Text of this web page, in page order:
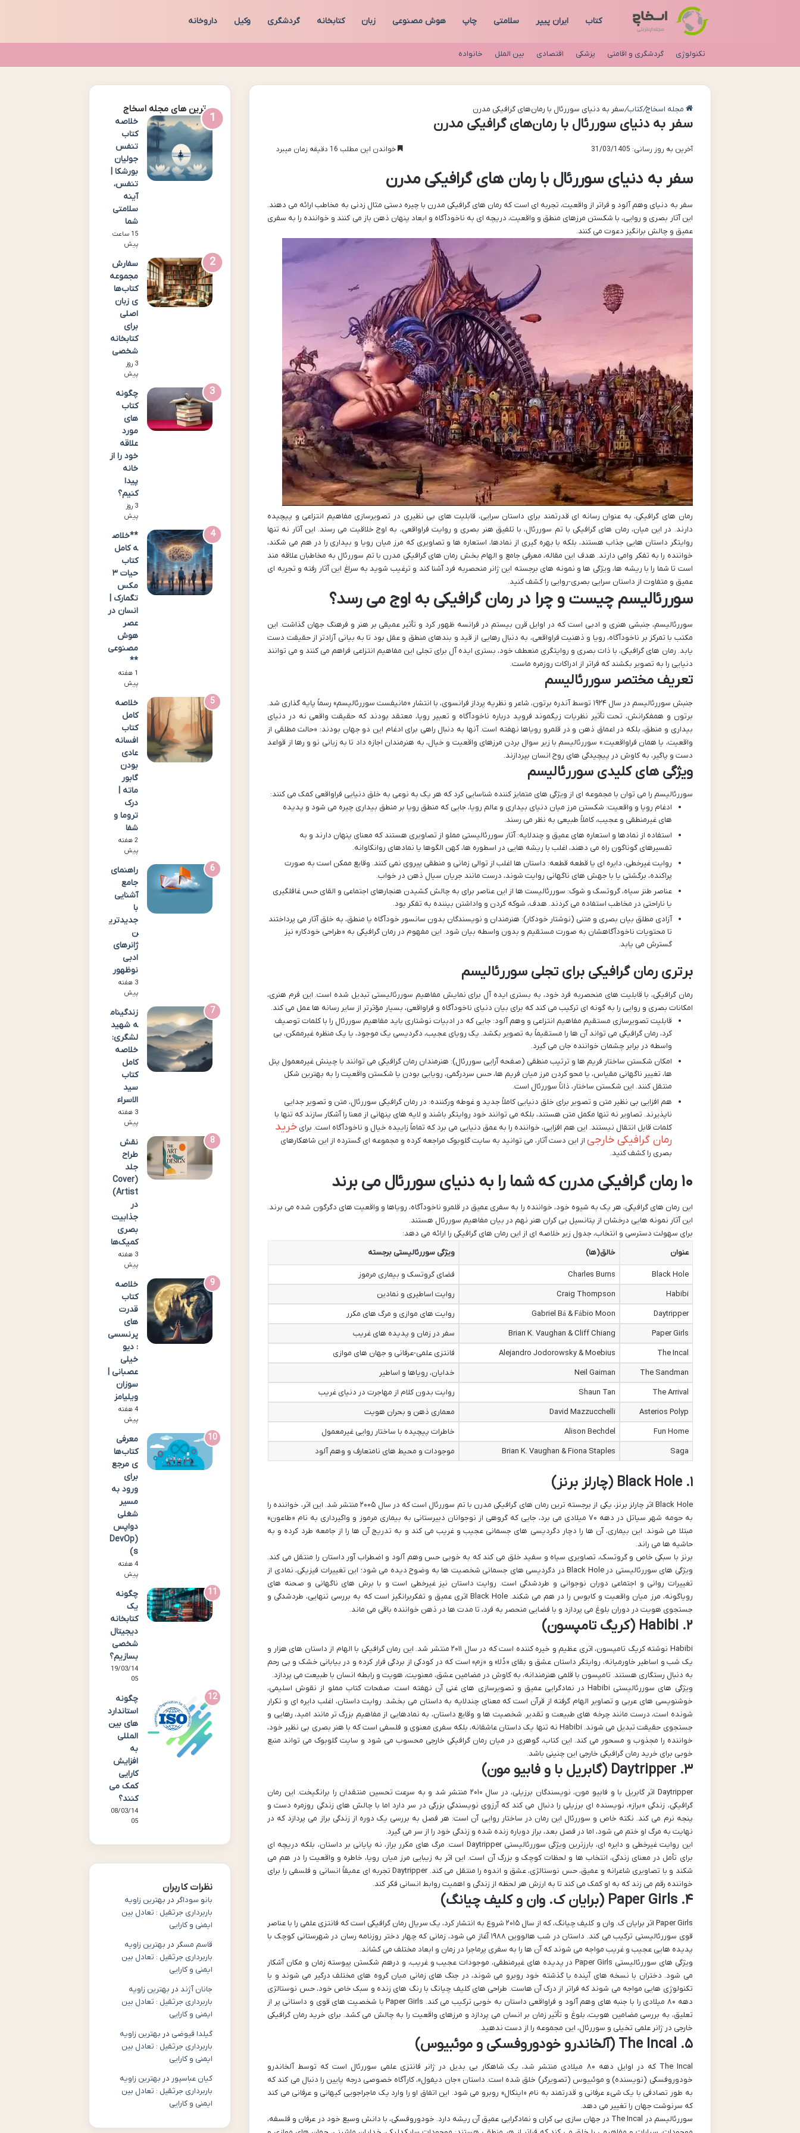
کتاب ایران پیپر سلامتی چاپ هوش مصنوعی زبان کتابخانه گردشگری وکیل داروخانه
تکنولوژی گردشگری و اقامتی پزشکی اقتصادی بین الملل خانواده
مجله اسخاج/کتاب/سفر به دنیای سوررئال با رمان‌های گرافیکی مدرن
سفر به دنیای سوررئال با رمان‌های گرافیکی مدرن
آخرین به روز رسانی: 31/03/1405 خواندن این مطلب 16 دقیقه زمان میبرد
سفر به دنیای سوررئال با رمان های گرافیکی مدرن
سفر به دنیای وهم آلود و فراتر از واقعیت، تجربه ای است که رمان های گرافیکی مدرن با چیره دستی مثال زدنی به مخاطب ارائه می دهند.
این آثار بصری و روایی، با شکستن مرزهای منطق و واقعیت، دریچه ای به ناخودآگاه و ابعاد پنهان ذهن باز می کنند و خواننده را به سفری
عمیق و چالش برانگیز دعوت می کنند.
رمان های گرافیکی، به عنوان رسانه ای قدرتمند برای داستان سرایی، قابلیت های بی نظیری در تصویرسازی مفاهیم انتزاعی و پیچیده
دارند. در این میان، رمان های گرافیکی با تم سوررئال، با تلفیق هنر بصری و روایت فراواقعی، به اوج خلاقیت می رسند. این آثار نه تنها
روایتگر داستان هایی جذاب هستند، بلکه با بهره گیری از نمادها، استعاره ها و تصاویری که مرز میان رویا و بیداری را در هم می شکند،
خواننده را به تفکر وامی دارند. هدف این مقاله، معرفی جامع و الهام بخش رمان های گرافیکی مدرن با تم سوررئال به مخاطبان علاقه مند
است تا شما را با ریشه ها، ویژگی ها و نمونه های برجسته این ژانر منحصربه فرد آشنا کند و ترغیب شوید به سراغ این آثار رفته و تجربه ای
عمیق و متفاوت از داستان سرایی بصری-روایی را کشف کنید.
سوررئالیسم چیست و چرا در رمان گرافیکی به اوج می رسد؟
سوررئالیسم، جنبشی هنری و ادبی است که در اوایل قرن بیستم در فرانسه ظهور کرد و تأثیر عمیقی بر هنر و فرهنگ جهان گذاشت. این
مکتب با تمرکز بر ناخودآگاه، رویا و ذهنیت فراواقعی، به دنبال رهایی از قید و بندهای منطق و عقل بود تا به بیانی آزادتر از حقیقت دست
یابد. رمان های گرافیکی، با ذات بصری و روایتگری منعطف خود، بستری ایده آل برای تجلی این مفاهیم انتزاعی فراهم می کنند و می توانند
دنیایی را به تصویر بکشند که فراتر از ادراکات روزمره ماست.
تعریف مختصر سوررئالیسم
جنبش سوررئالیسم در سال ۱۹۲۴ توسط آندره برتون، شاعر و نظریه پرداز فرانسوی، با انتشار «مانیفست سوررئالیسم» رسماً پایه گذاری شد.
برتون و همفکرانش، تحت تأثیر نظریات زیگموند فروید درباره ناخودآگاه و تعبیر رویا، معتقد بودند که حقیقت واقعی نه در دنیای
بیداری و منطق، بلکه در اعماق ذهن و در قلمرو رویاها نهفته است. آنها به دنبال راهی برای ادغام این دو جهان بودند: «حالت مطلقی از
واقعیت، یا همان فراواقعیت.» سوررئالیسم با زیر سوال بردن مرزهای واقعیت و خیال، به هنرمندان اجازه داد تا به زبانی نو و رها از قواعد
دست و پاگیر، به کاوش در پیچیدگی های روح انسان بپردازند.
ویژگی های کلیدی سوررئالیسم
سوررئالیسم را می توان با مجموعه ای از ویژگی های متمایز کننده شناسایی کرد که هر یک به نوعی به خلق دنیایی فراواقعی کمک می کنند:
ادغام رویا و واقعیت: شکستن مرز میان دنیای بیداری و عالم رویا، جایی که منطق رویا بر منطق بیداری چیره می شود و پدیده
های غیرمنطقی و عجیب، کاملاً طبیعی به نظر می رسند.
استفاده از نمادها و استعاره های عمیق و چندلایه: آثار سوررئالیستی مملو از تصاویری هستند که معنای پنهان دارند و به
تفسیرهای گوناگون راه می دهند، اغلب با ریشه هایی در اسطوره ها، کهن الگوها یا نمادهای روانکاوانه.
روایت غیرخطی، دایره ای یا قطعه قطعه: داستان ها اغلب از توالی زمانی و منطقی پیروی نمی کنند. وقایع ممکن است به صورت
پراکنده، برگشتی یا با جهش های ناگهانی روایت شوند، درست مانند جریان سیال ذهن در خواب.
عناصر طنز سیاه، گروتسک و شوک: سوررئالیست ها از این عناصر برای به چالش کشیدن هنجارهای اجتماعی و القای حس غافلگیری
یا ناراحتی در مخاطب استفاده می کردند. هدف، شوکه کردن و واداشتن بیننده به تفکر بود.
آزادی مطلق بیان بصری و متنی (نوشتار خودکار): هنرمندان و نویسندگان بدون سانسور خودآگاه یا منطق، به خلق آثار می پرداختند
تا محتویات ناخودآگاهشان به صورت مستقیم و بدون واسطه بیان شود. این مفهوم در رمان گرافیکی به «طراحی خودکار» نیز
گسترش می یابد.
برتری رمان گرافیکی برای تجلی سوررئالیسم
رمان گرافیکی، با قابلیت های منحصربه فرد خود، به بستری ایده آل برای نمایش مفاهیم سوررئالیستی تبدیل شده است. این فرم هنری،
امکانات بصری و روایی را به گونه ای ترکیب می کند که برای بیان دنیای ناخودآگاه و فراواقعی، بسیار مؤثرتر از سایر رسانه ها عمل می کند.
قابلیت تصویرسازی مستقیم مفاهیم انتزاعی و وهم آلود: جایی که در ادبیات نوشتاری باید مفاهیم سوررئال را با کلمات توصیف
کرد، رمان گرافیکی می تواند آن ها را مستقیماً به تصویر بکشد. یک رویای عجیب، دگردیسی یک موجود، یا یک منظره غیرممکن، بی
واسطه در برابر چشمان خواننده جان می گیرد.
امکان شکستن ساختار فریم ها و ترتیب منطقی (صفحه آرایی سوررئال): هنرمندان رمان گرافیکی می توانند با چینش غیرمعمول پنل
ها، تغییر ناگهانی مقیاس، یا محو کردن مرز میان فریم ها، حس سردرگمی، رویایی بودن یا شکستن واقعیت را به بهترین شکل
منتقل کنند. این شکستن ساختار، ذاتاً سوررئال است.
هم افزایی بی نظیر متن و تصویر برای خلق دنیایی کاملاً جدید و غوطه ورکننده: در رمان گرافیکی سوررئال، متن و تصویر جدایی
ناپذیرند. تصاویر نه تنها مکمل متن هستند، بلکه می توانند خود روایتگر باشند و لایه های پنهانی از معنا را آشکار سازند که تنها با
کلمات قابل انتقال نیستند. این هم افزایی، خواننده را به عمق دنیایی می برد که تماماً زاییده خیال و ناخودآگاه است. برایخرید
رمان گرافیکی خارجی از این دست آثار، می توانید به سایت گلوبوک مراجعه کرده و مجموعه ای گسترده از این شاهکارهای
بصری را کشف کنید.
۱۰ رمان گرافیکی مدرن که شما را به دنیای سوررئال می برند
این رمان های گرافیکی، هر یک به شیوه خود، خواننده را به سفری عمیق در قلمرو ناخودآگاه، رویاها و واقعیت های دگرگون شده می برند.
این آثار نمونه هایی درخشان از پتانسیل بی کران هنر نهم در بیان مفاهیم سوررئال هستند.
برای سهولت دسترسی و انتخاب، جدول زیر خلاصه ای از این رمان های گرافیکی را ارائه می دهد:
عنوان
خالق(ها) ویژگی سوررئالیستی برجسته
Black Hole
Charles Burns
فضای گروتسک و بیماری مرموز
Habibi
Craig Thompson
روایت اساطیری و نمادین
Daytripper
Gabriel Bá & Fábio Moon
روایت های موازی و مرگ های مکرر
Paper Girls
Brian K. Vaughan & Cliff Chiang
سفر در زمان و پدیده های غریب
The Incal
Alejandro Jodorowsky & Moebius
فانتزی علمی-عرفانی و جهان های موازی
The Sandman
Neil Gaiman
خدایان، رویاها و اساطیر
The Arrival
Shaun Tan
روایت بدون کلام از مهاجرت در دنیای غریب
Asterios Polyp
David Mazzucchelli
معماری ذهن و بحران هویت
Fun Home
Alison Bechdel
خاطرات پیچیده با ساختار روایی غیرمعمول
Saga
Brian K. Vaughan & Fiona Staples موجودات و محیط های نامتعارف و وهم آلود
۱. Black Hole (چارلز برنز)
Black Hole اثر چارلز برنز، یکی از برجسته ترین رمان های گرافیکی مدرن با تم سوررئال است که در سال ۲۰۰۵ منتشر شد. این اثر، خواننده را
به حومه شهر سیاتل در دهه ۷۰ میلادی می برد، جایی که گروهی از نوجوانان دبیرستانی به بیماری مرموز و واگیرداری به نام «طاعون»
مبتلا می شوند. این بیماری، آن ها را دچار دگردیسی های جسمانی عجیب و غریب می کند و به تدریج آن ها را از جامعه طرد کرده و به
حاشیه ها می راند.
برنز با سبکی خاص و گروتسک، تصاویری سیاه و سفید خلق می کند که به خوبی حس وهم آلود و اضطراب آور داستان را منتقل می کند.
ویژگی های سوررئالیستی در Black Hole در دگردیسی های جسمانی شخصیت ها به وضوح دیده می شود؛ این تغییرات فیزیکی، نمادی از
تغییرات روانی و اجتماعی دوران نوجوانی و طردشدگی است. روایت داستان نیز غیرخطی است و با برش های ناگهانی و صحنه های
رویاگونه، مرز میان واقعیت و کابوس را در هم می شکند. Black Hole اثری عمیق و تفکربرانگیز است که به بررسی تنهایی، طردشدگی و
جستجوی هویت در دوران بلوغ می پردازد و با فضایی منحصر به فرد، تا مدت ها در ذهن خواننده باقی می ماند.
۲. Habibi (کریگ تامپسون)
Habibi نوشته کریگ تامپسون، اثری عظیم و خیره کننده است که در سال ۲۰۱۱ منتشر شد. این رمان گرافیکی با الهام از داستان های هزار و
یک شب و اساطیر خاورمیانه، روایتگر داستان عشق و بقای «دُلا» و «زم» است که در کودکی از بردگی فرار کرده و در بیابانی خشک و بی رحم
به دنبال رستگاری هستند. تامپسون با قلمی هنرمندانه، به کاوش در مضامین عشق، معنویت، هویت و رابطه انسان با طبیعت می پردازد.
ویژگی های سوررئالیستی Habibi در نمادگرایی عمیق و تصویرسازی های غنی آن نهفته است. صفحات کتاب مملو از نقوش اسلیمی،
خوشنویسی های عربی و تصاویر الهام گرفته از قرآن است که معنای چندلایه به داستان می بخشد. روایت داستان، اغلب دایره ای و تکرار
شونده است، درست مانند چرخه های طبیعت و تقدیر. شخصیت ها و وقایع داستان، به نمادهایی از مفاهیم بزرگ تر مانند امید، رهایی و
جستجوی حقیقت تبدیل می شوند. Habibi نه تنها یک داستان عاشقانه، بلکه سفری معنوی و فلسفی است که با هنر بصری بی نظیر خود،
خواننده را مجذوب و مسحور می کند. این کتاب، گوهری در میان رمان گرافیکی خارجی محسوب می شود و سایت گلوبوک می تواند منبع
خوبی برای خرید رمان گرافیکی خارجی این چنینی باشد.
۳. Daytripper (گابریل با و فابیو مون)
Daytripper اثر گابریل با و فابیو مون، نویسندگان برزیلی، در سال ۲۰۱۰ منتشر شد و به سرعت تحسین منتقدان را برانگیخت. این رمان
گرافیکی، زندگی «براز»، نویسنده ای برزیلی را دنبال می کند که آرزوی نویسندگی بزرگی در سر دارد اما با چالش های زندگی روزمره دست و
پنجه نرم می کند. نکته خاص و سوررئال این رمان در ساختار روایی آن است: هر فصل به بررسی یک دوره از زندگی براز می پردازد که در
نهایت به مرگ او ختم می شود، اما در فصل بعد، براز دوباره زنده شده و زندگی خود را از سر می گیرد.
این روایت غیرخطی و دایره ای، بارزترین ویژگی سوررئالیستی Daytripper است. مرگ های مکرر براز، نه پایانی بر داستان، بلکه دریچه ای
برای تأمل در معنای زندگی، انتخاب ها و لحظات کوچک و بزرگ آن است. این اثر به زیبایی مرز میان رویا، خاطره و واقعیت را در هم می
شکند و با تصاویری شاعرانه و عمیق، حس نوستالژی، عشق و اندوه را منتقل می کند. Daytripper تجربه ای عمیقاً انسانی و فلسفی را برای
خواننده رقم می زند که به او کمک می کند تا به ارزش هر لحظه از زندگی و اهمیت روابط انسانی فکر کند.
۴. Paper Girls (برایان ک. وان و کلیف چیانگ)
Paper Girls اثر برایان ک. وان و کلیف چیانگ، که از سال ۲۰۱۵ شروع به انتشار کرد، یک سریال رمان گرافیکی است که فانتزی علمی را با عناصر
قوی سوررئالیستی ترکیب می کند. داستان در شب هالووین ۱۹۸۸ آغاز می شود، زمانی که چهار دختر روزنامه رسان در شهرستانی کوچک با
پدیده هایی عجیب و غریب مواجه می شوند که آن ها را به سفری پرماجرا در زمان و ابعاد مختلف می کشاند.
ویژگی های سوررئالیستی Paper Girls در پدیده های غیرمنطقی، موجودات عجیب و غریب، و درهم شکستن پیوسته زمان و مکان آشکار
می شود. دختران با نسخه های آینده یا گذشته خود روبرو می شوند، در جنگ های زمانی میان گروه های مختلف درگیر می شوند و با
تکنولوژی هایی مواجه می شوند که فراتر از درک آن هاست. طراحی های کلیف چیانگ با رنگ های زنده و سبک خاص خود، حس نوستالژی
دهه ۸۰ میلادی را با جنبه های وهم آلود و فراواقعی داستان به خوبی ترکیب می کند. Paper Girls با شخصیت های قوی و داستانی پر از
تعلیق، به بررسی مضامین هویت، بلوغ و تأثیر زمان بر انسان می پردازد و مرزهای واقعیت را به چالش می کشد. برای خرید رمان گرافیکی
خارجی در ژانر علمی تخیلی و سوررئال، این مجموعه را از دست ندهید.
۵. The Incal (آلخاندرو خودوروفسکی و موئبیوس)
The Incal که در اوایل دهه ۸۰ میلادی منتشر شد، یک شاهکار بی بدیل در ژانر فانتزی علمی سوررئال است که توسط آلخاندرو
خودوروفسکی (نویسنده) و موئبیوس (تصویرگر) خلق شده است. داستان «جان دیفول»، کارآگاه خصوصی درجه پایین را دنبال می کند که
به طور تصادفی با یک شیء عرفانی و قدرتمند به نام «اینکال» روبرو می شود. این اتفاق او را وارد یک ماجراجویی کیهانی و عرفانی می کند
که سرنوشت جهان را تغییر می دهد.
سوررئالیسم در The Incal در جهان سازی بی کران و نمادگرایی عمیق آن ریشه دارد. خودوروفسکی، با دانش وسیع خود در عرفان و فلسفه،
برترین های مجله اسخاج
خلاصه
کتاب
تنفس
جولیان
بورشکا |
تنفس،
آینه
سلامتی
شما
15 ساعت
پیش
سفارش
مجموعه
کتاب‌ها
ی زبان
اصلی
برای
کتابخانه
شخصی
3 روز
پیش
چگونه
کتاب
های
مورد
علاقه
خود را از
خانه
پیدا
کنیم؟
3 روز
پیش
**خلاص
ه کامل
کتاب
حیات ۳
مکس
تگمارک |
انسان در
عصر
هوش
مصنوعی
**
1 هفته
پیش
خلاصه
کامل
کتاب
افسانه
عادی
بودن
گابور
ماته |
درک
تروما و
شفا
2 هفته
پیش
راهنمای
جامع
آشنایی
با
جدیدتری
ن
ژانرهای
ادبی
نوظهور
3 هفته
پیش
زندگینام
ه شهید
لشگری:
خلاصه
کامل
کتاب
سید
الاسراء
3 هفته
پیش
نقش
طراح
جلد
(Cover
Artist)
در
جذابیت
بصری
کمیک‌ها
3 هفته
پیش
خلاصه
کتاب
قدرت
های
پرنسسی
: دیو
خیلی
عصبانی |
سوزان
ویلیامز
4 هفته
پیش
معرفی
کتاب‌ها
ی مرجع
برای
ورود به
مسیر
شغلی
دواپس
(DevOp
s)
4 هفته
پیش
چگونه
یک
کتابخانه
دیجیتال
شخصی
بسازیم؟
19/03/14
05
چگونه
استاندارد
های بین
المللی
به
افزایش
کارایی
کمک می
کنند؟
08/03/14
05
نظرات کاربران
بانو سوداگر در بهترین زاویه
باربرداری جرثقیل : تعادل بین
ایمنی و کارایی
قاسم مسگر در بهترین زاویه
باربرداری جرثقیل : تعادل بین
ایمنی و کارایی
جانان آژند در بهترین زاویه
باربرداری جرثقیل : تعادل بین
ایمنی و کارایی
گیلدا فیوضی در بهترین زاویه
باربرداری جرثقیل : تعادل بین
ایمنی و کارایی
کیان عباسپور در بهترین زاویه
باربرداری جرثقیل : تعادل بین
ایمنی و کارایی